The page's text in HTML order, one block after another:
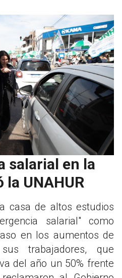
salarial en la
la UNAHUR
casa de altos estudios
salarial" como
en los aumentos de
trabajadores, que
del año un 50% frente